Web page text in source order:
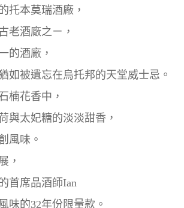
托本莫瑞酒廠，
老酒廠之ㄧ，
的酒廠，
如被遺忘在烏托邦的天堂威士忌。
楠花香中，
與太妃糖的淡淡甜香，
風味。
，
首席品酒師Ian
味的32年份限量款。